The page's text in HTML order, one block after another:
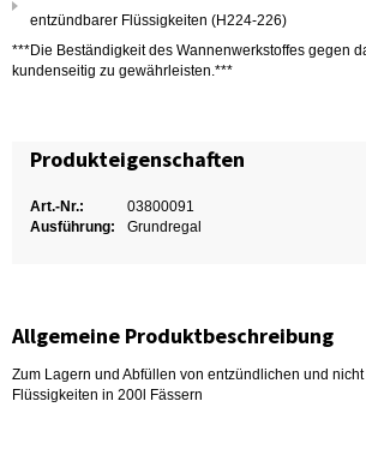
entzündbarer Flüssigkeiten (H224-226)
***Die Beständigkeit des Wannenwerkstoffes gegen
kundenseitig zu gewährleisten.***
Produkteigenschaften
Art.-Nr.:
03800091
Ausführung:
Grundregal
Allgemeine Produktbeschreibung
Zum Lagern und Abfüllen von entzündlichen und
Flüssigkeiten in 200l Fässern